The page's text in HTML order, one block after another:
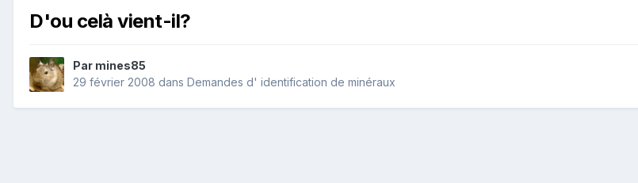
D'ou celà vient-il?
Par mines85
29 février 2008 dans Demandes d' identification de minéraux